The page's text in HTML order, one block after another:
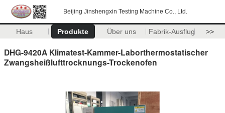
Beijing Jinshengxin Testing Machine Co., Ltd.
Haus Produkte Über uns Fabrik-Ausflug >>
DHG-9420A Klimatest-Kammer-Laborthermostatischer
Zwangsheißlufttrocknungs-Trockenofen